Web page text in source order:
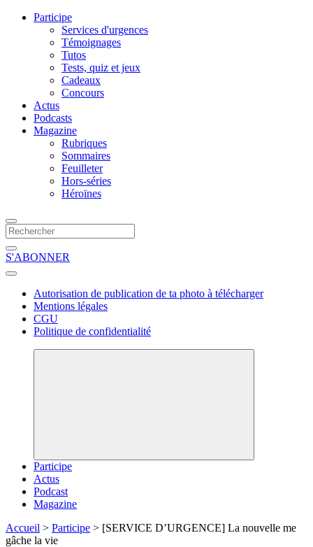
Participe
Services d'urgences
Témoignages
Tutos
Tests, quiz et jeux
Cadeaux
Concours
Actus
Podcasts
Magazine
Rubriques
Sommaires
Feuilleter
Hors-séries
Héroïnes
S'ABONNER
Autorisation de publication de ta photo à télécharger
Mentions légales
CGU
Politique de confidentialité
Participe
Actus
Podcast
Magazine
Accueil > Participe > [SERVICE D’URGENCE] La nouvelle me
gâche la vie